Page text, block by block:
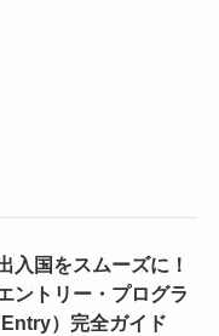
入国をスムーズに！
ントリー・プログラ
）完全ガイド